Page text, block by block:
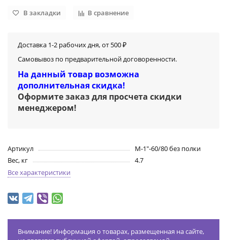
В закладки В сравнение
Доставка 1-2 рабочих дня, от 500 ₽
Самовывоз по предварительной договоренности.
На данный товар возможна
дополнительная скидка!
Оформите заказ для просчета скидки
менеджером!
Артикул
М-1"-60/80 без полки
Вес, кг
4.7
Все характеристики
Внимание! Информация о товарах, размещенная на сайте,